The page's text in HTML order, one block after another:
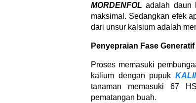
MORDENFOL adalah daun
maksimal. Sedangkan efek
dari unsur kalsium adalah
Penyepraian Fase Generatif
Proses memasuki
kalium dengan pupuk
tanaman memasuki 67
pematangan buah.